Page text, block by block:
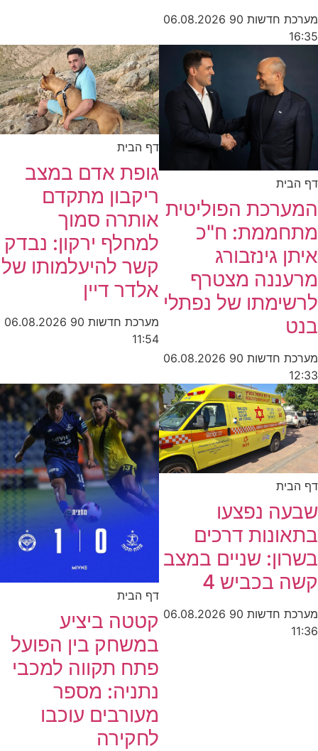
מערכת חדשות 90
06.08.2026
16:35
דף הבית
המערכת הפוליטית
מתחממת: ח"כ
איתן גינזבורג
מרעננה מצטרף
לרשימתו של נפתלי
בנט
מערכת חדשות 90
06.08.2026
12:33
דף הבית
גופת אדם במצב
ריקבון מתקדם
אותרה סמוך
למחלף ירקון: נבדק
קשר להיעלמותו של
אלדר דיין
מערכת חדשות 90
06.08.2026
11:54
דף הבית
שבעה נפצעו
בתאונות דרכים
בשרון: שניים במצב
קשה בכביש 4
מערכת חדשות 90
06.08.2026
11:36
דף הבית
קטטה ביציע
במשחק בין הפועל
פתח תקווה למכבי
נתניה: מספר
מעורבים עוכבו
לחקירה